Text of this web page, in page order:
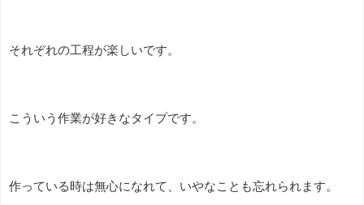
それぞれの工程が楽しいです。
こういう作業が好きなタイプです。
作っている時は無心になれて、いやなことも忘れられます。